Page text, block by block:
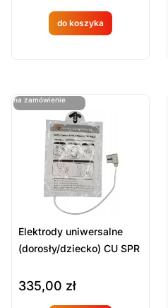
do koszyka
Produkt
na
zamówien
na zamówienie
ostatnie sztuki
Elektrody uniwersalne
(dorosły/dziecko) CU SPR
335,00 zł